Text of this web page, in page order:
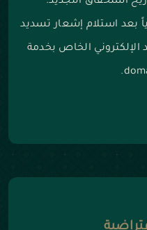
بعد استلام إشعار تسديد
الإلكتروني الخاص بخدمة